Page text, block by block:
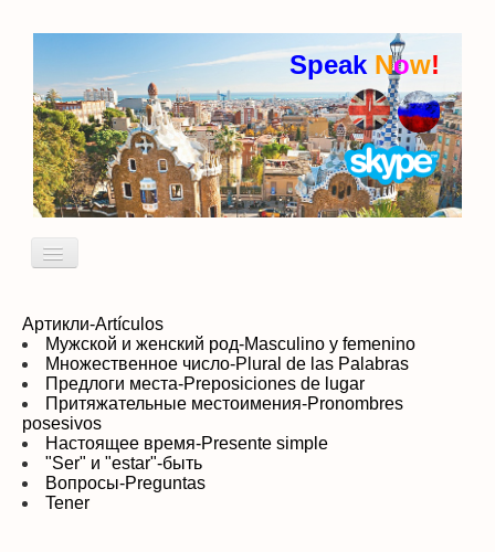
Speak Now!
Включить/
Кто я Пробный урок
идиомы
Артикли-Artículos
Мужской и женский род-Masculino y femenino
Множественное число-Plural de las Palabras
Предлоги места-Preposiciones de lugar
Притяжательные местоимения-Pronombres
posesivos
Настоящее время-Presente simple
"Ser" и "estar"-быть
Вопросы-Preguntas
Tener